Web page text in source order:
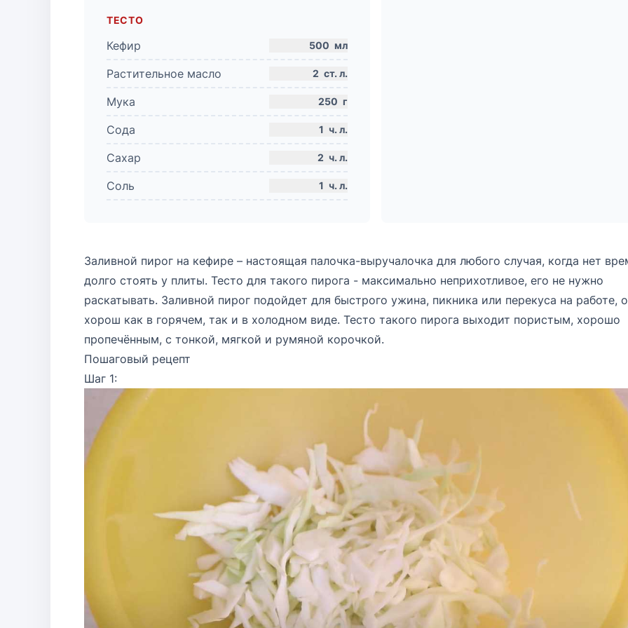
ТЕСТО
Кефир 500 мл
Растительное масло 2 ст. л.
Мука 250 г
Сода 1 ч. л.
Сахар 2 ч. л.
Соль 1 ч. л.
Заливной пирог на кефире – настоящая палочка-выручалочка для любого случая, когда нет
долго стоять у плиты. Тесто для такого пирога - максимально неприхотливое, его не нужно
раскатывать. Заливной пирог подойдет для быстрого ужина, пикника или перекуса на работе,
хорош как в горячем, так и в холодном виде. Тесто такого пирога выходит пористым, хорошо
пропечённым, с тонкой, мягкой и румяной корочкой.
Пошаговый рецепт
Шаг 1: